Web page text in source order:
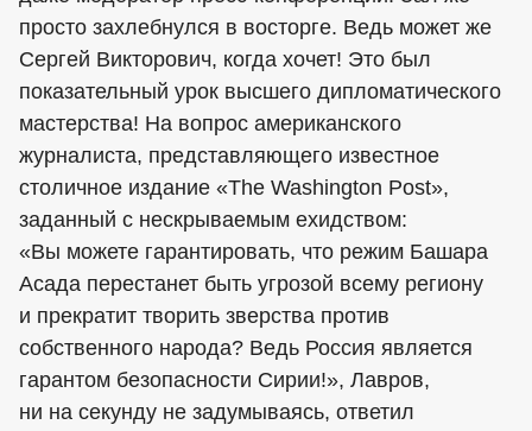
просто захлебнулся в восторге. Ведь может же
Сергей Викторович, когда хочет! Это был
показательный урок высшего дипломатического
мастерства! На вопрос американского
журналиста, представляющего известное
столичное издание «The Washington Post»,
заданный с нескрываемым ехидством:
«Вы можете гарантировать, что режим Башара
Асада перестанет быть угрозой всему региону
и прекратит творить зверства против
собственного народа? Ведь Россия является
гарантом безопасности Сирии!», Лавров,
ни на секунду не задумываясь, ответил